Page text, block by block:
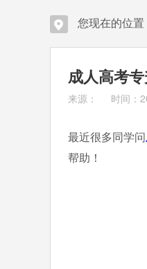
您现在的位置
成人高考
来源： 时间：
最近很多同学问
帮助！